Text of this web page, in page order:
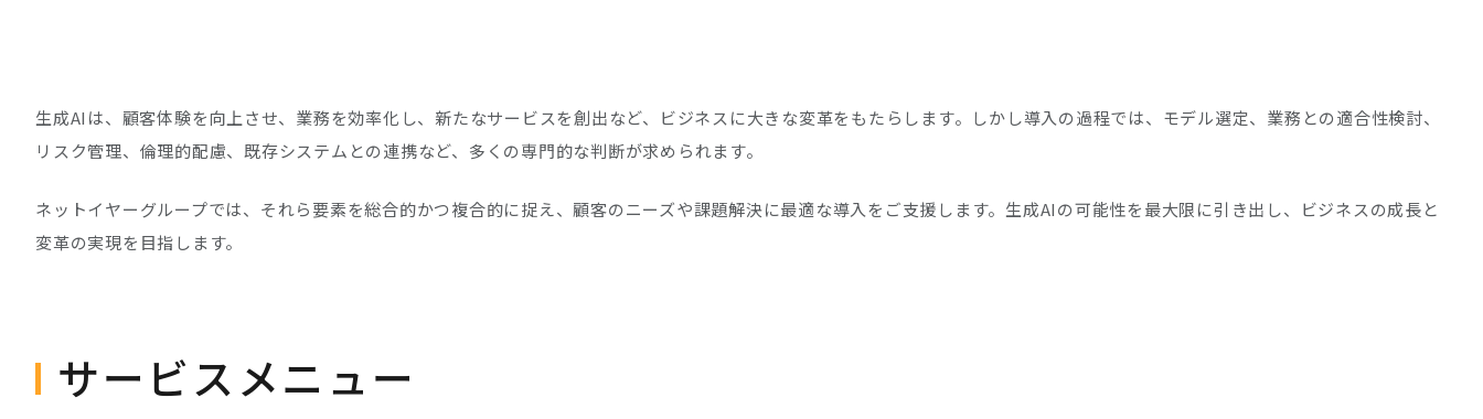
生成AIは、顧客体験を向上させ、業務を効率化し、新たなサービスを創出など、ビジネスに大きな変革をもたらします。しかし導入の過程では、モデル選定、業務との適合性検討、
リスク管理、倫理的配慮、既存システムとの連携など、多くの専門的な判断が求められます。
ネットイヤーグループでは、それら要素を総合的かつ複合的に捉え、顧客のニーズや課題解決に最適な導入をご支援します。生成AIの可能性を最大限に引き出し、ビジネスの成長と
変革の実現を目指します。
サービスメニュー